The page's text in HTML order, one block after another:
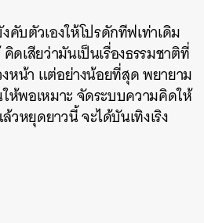
บตัวเองให้โปรดักทีฟเท่าเดิม
ดเสียว่ามันเป็นเรื่องธรรมชาติที่
งหน้า แต่อย่างน้อยที่สุด พยายาม
ห้พอเหมาะ จัดระบบความคิดให้
หยุดยาวนี้ จะได้บันเทิงเริง